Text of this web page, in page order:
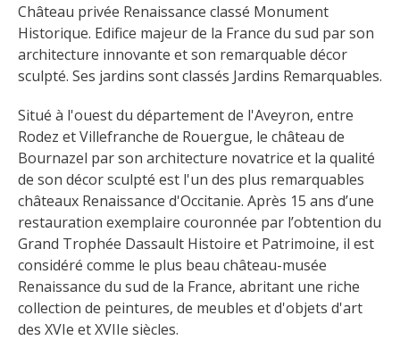
Les villages de caractère
Le Pays des Bastides du
Rouergue
Les Villes et Pays d'art et
d'histoire
De la vallée du Lot au pays
Decazeville-Aubin
Patrimoine mondial de
l'UNESCO
Château privée Renaissance classé Monument
Historique. Edifice majeur de la France du sud par son
architecture innovante et son remarquable décor
sculpté. Ses jardins sont classés Jardins Remarquables.
Situé à l'ouest du département de l'Aveyron, entre
Rodez et Villefranche de Rouergue, le château de
Bournazel par son architecture novatrice et la qualité
de son décor sculpté est l'un des plus remarquables
châteaux Renaissance d'Occitanie. Après 15 ans d’une
restauration exemplaire couronnée par l’obtention du
Grand Trophée Dassault Histoire et Patrimoine, il est
considéré comme le plus beau château-musée
Renaissance du sud de la France, abritant une riche
collection de peintures, de meubles et d'objets d'art
des XVIe et XVIIe siècles.